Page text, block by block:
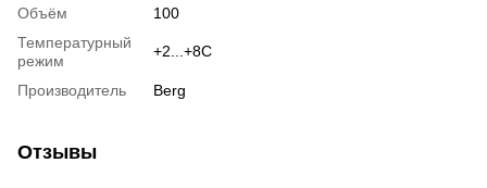
Объём
100
Температурный
режим
+2...+8С
Производитель Berg
Отзывы